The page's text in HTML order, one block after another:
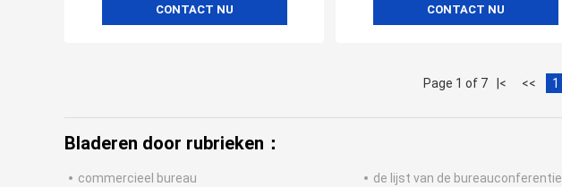
CONTACT NU CONTACT NU
Page 1 of 7 |< << 1
Bladeren door rubrieken：
commercieel bureau de lijst van de bureauconferentie